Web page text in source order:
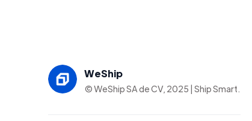
WeShip
© WeShip SA de CV, 2025 | Ship Smart.